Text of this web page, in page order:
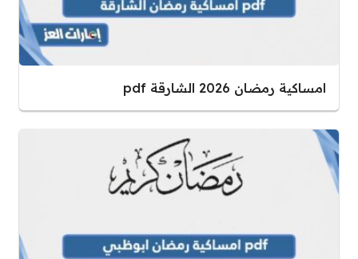
امساكية رمضان 2026 الشارقة pdf